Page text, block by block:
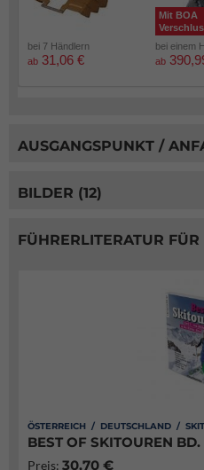
bei 7 Händlern
ab 31,06 €
Mit BOA
bei einem
ab
AUSGANGSPUNKT /
BILDER (12)
FÜHRERLITERATUR
ÖSTERREICH / DEUTSCHLAND /
BEST OF SKITOUREN BD.
Preis: 30,70 €